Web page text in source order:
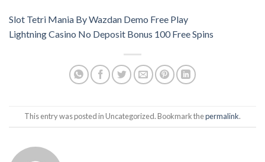
Slot Tetri Mania By Wazdan Demo Free Play
Lightning Casino No Deposit Bonus 100 Free Spins
This entry was posted in Uncategorized. Bookmark thepermalink.